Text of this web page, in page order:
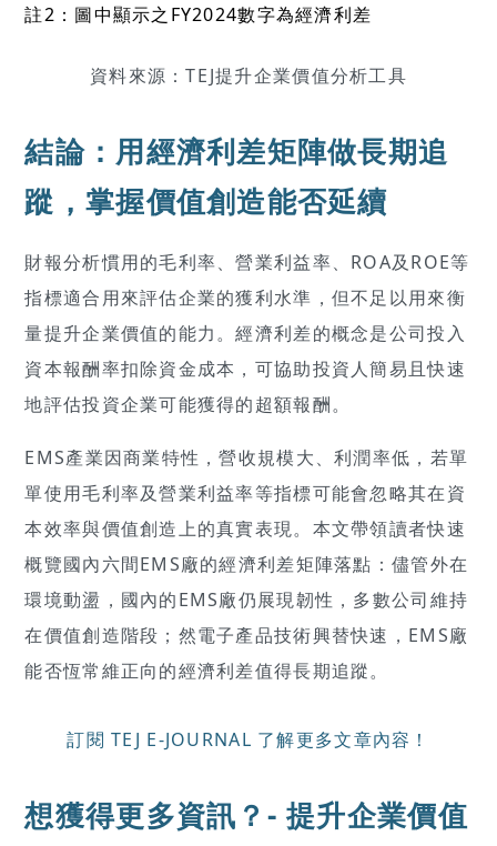
註2：圖中顯示之FY2024數字為經濟利差
資料來源：TEJ提升企業價值分析工具
結論：用經濟利差矩陣做長期追
蹤，掌握價值創造能否延續
財報分析慣用的毛利率、營業利益率、ROA及ROE等
指標適合用來評估企業的獲利水準，但不足以用來衡
量提升企業價值的能力。經濟利差的概念是公司投入
資本報酬率扣除資金成本，可協助投資人簡易且快速
地評估投資企業可能獲得的超額報酬。
EMS產業因商業特性，營收規模大、利潤率低，若單
單使用毛利率及營業利益率等指標可能會忽略其在資
本效率與價值創造上的真實表現。本文帶領讀者快速
概覽國內六間EMS廠的經濟利差矩陣落點：儘管外在
環境動盪，國內的EMS廠仍展現韌性，多數公司維持
在價值創造階段；然電子產品技術興替快速，EMS廠
能否恆常維正向的經濟利差值得長期追蹤。
訂閱 TEJ E-JOURNAL 了解更多文章內容！
想獲得更多資訊？-提升企業價值